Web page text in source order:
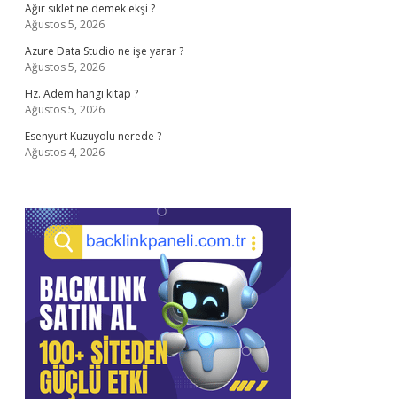
Ağır sıklet ne demek ekşi ?
Ağustos 5, 2026
Azure Data Studio ne işe yarar ?
Ağustos 5, 2026
Hz. Adem hangi kitap ?
Ağustos 5, 2026
Esenyurt Kuzuyolu nerede ?
Ağustos 4, 2026